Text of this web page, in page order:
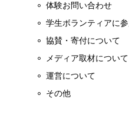
体験お問い合わせ
学生ボランティアに
協賛・寄付について
メディア取材について
運営について
その他